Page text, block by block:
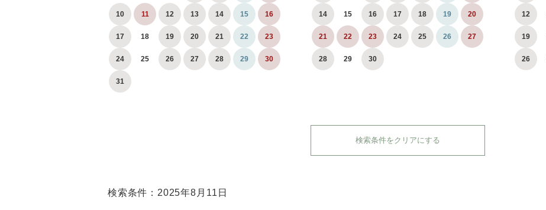
10 11 12 13 14 15 16
17 18 19 20 21 22 23
24 25 26 27 28 29 30
31
14 15 16 17 18 19 20
21 22 23 24 25 26 27
28 29 30
12
19
26
検索条件をクリアにする
検索条件：2025年8月11日